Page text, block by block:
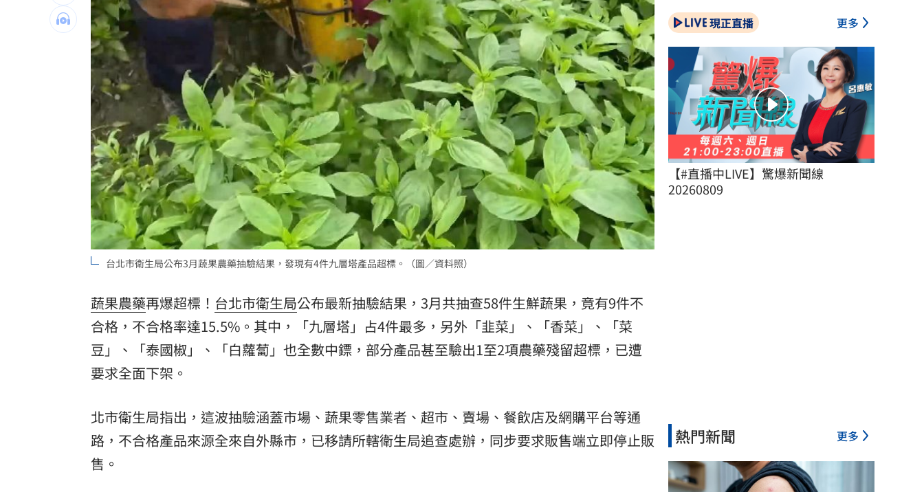
狂飆後考驗來了！下週1指標恐掀美股暴動 20:58
台灣彩券開獎直播中 20:31
LIVE三立+24小時直播 15:27
三立iNEWS新聞台線上直播 18:00
商場戰國來臨 台中「頂奢大道」逐漸成形 12:00
台彩父親節推新刮刮樂千萬頭獎超「爸」氣 12:00
「拍片人的多重宇宙」職涯論壇9/12登場！ 10:30
8國球員齊聚高雄 Formosa 7s掀足球熱潮 10:00
理想混蛋號召粉絲跨海追星吃美食！ 18:15
台北市衛生局公布3月蔬果農藥抽驗結果，發現有4件九層塔產品超標。（圖／資料照）
蔬果農藥再爆超標！ 台北市衛生局公布最新抽驗結果，3月共抽查58件生鮮蔬果，竟有9件不
合格，不合格率達15.5%。其中，「九層塔」占4件最多，另外「韭菜」、「香菜」、「菜
豆」、「泰國椒」、「白蘿蔔」也全數中鏢，部分產品甚至驗出1至2項農藥殘留超標，已遭
要求全面下架。
北市衛生局指出，這波抽驗涵蓋市場、蔬果零售業者、超市、賣場、餐飲店及網購平台等通
路，不合格產品來源全來自外縣市，已移請所轄衛生局追查處辦，同步要求販售端立即停止販
售。
現正直播 更多
【#直播中LIVE】驚爆新聞線
20260809
熱門新聞 更多